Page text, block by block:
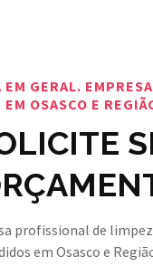
EM GERAL.
EM OSASCO E
profissional de
em Osasco e